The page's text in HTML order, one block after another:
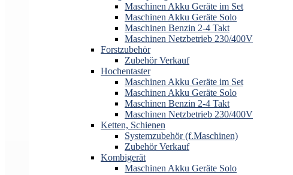
Maschinen Akku Geräte im Set
Maschinen Akku Geräte Solo
Maschinen Benzin 2-4 Takt
Maschinen Netzbetrieb 230/400V
Forstzubehör
Zubehör Verkauf
Hochentaster
Maschinen Akku Geräte im Set
Maschinen Akku Geräte Solo
Maschinen Benzin 2-4 Takt
Maschinen Netzbetrieb 230/400V
Ketten, Schienen
Systemzubehör (f.Maschinen)
Zubehör Verkauf
Kombigerät
Maschinen Akku Geräte Solo